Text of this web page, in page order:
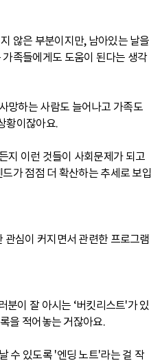
않은 부분이지만, 남아있는 날을
족들에게도 도움이 된다는 생각
망하는 사람도 늘어나고 가족도
황이잖아요.
지 이런 것들이 사회문제가 되고
가 점점 더 확산하는 추세로 보입
관심이 커지면서 관련한 프로그램
분이 잘 아시는 ‘버킷리스트'가 있
을 적어놓는 거잖아요.
수 있도록 '엔딩 노트'라는 걸 작